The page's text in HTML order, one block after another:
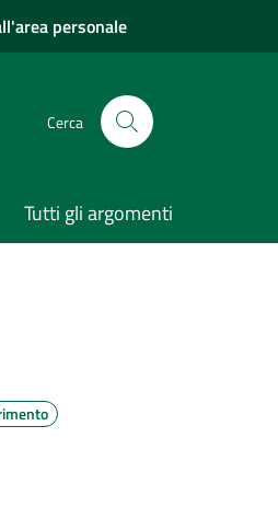
personale
Cerca
Tutti gli argomenti